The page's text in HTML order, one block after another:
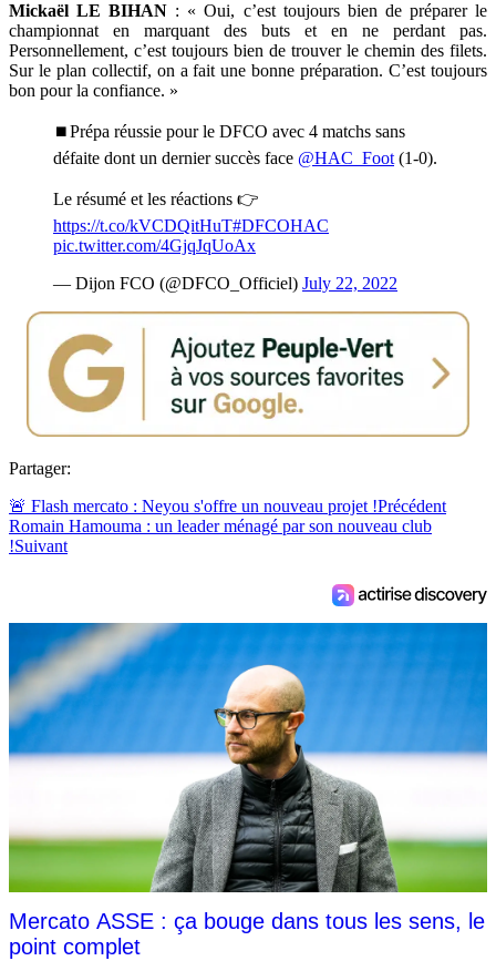
Mickaël LE BIHAN : « Oui, c’est toujours bien de préparer le
championnat en marquant des buts et en ne perdant pas.
Personnellement, c’est toujours bien de trouver le chemin des filets.
Sur le plan collectif, on a fait une bonne préparation. C’est toujours
bon pour la confiance. »
⏹️Prépa réussie pour le DFCO avec 4 matchs sans
défaite dont un dernier succès face @HAC_Foot (1-0).
Le résumé et les réactions 👉
https://t.co/kVCDQitHuT#DFCOHAC
pic.twitter.com/4GjqJqUoAx
— Dijon FCO (@DFCO_Officiel) July 22, 2022
Partager:
🚨 Flash mercato : Neyou s'offre un nouveau projet !Précédent
Romain Hamouma : un leader ménagé par son nouveau club
!Suivant
Mercato ASSE : ça bouge dans tous les sens, le
point complet